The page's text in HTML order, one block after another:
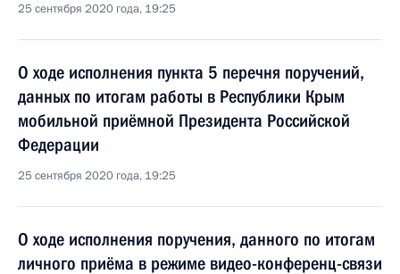
25 сентября 2020 года, 19:25
О ходе исполнения пункта 5 перечня поручений,
данных по итогам работы в Республики Крым
мобильной приёмной Президента Российской
Федерации
25 сентября 2020 года, 19:25
О ходе исполнения поручения, данного по итогам
личного приёма в режиме видео-конференц-связи